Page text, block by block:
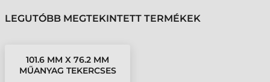
LEGUTÓBB MEGTEKINTETT TERMÉKEK
101.6 MM X 76.2 MM
MŰANYAG TEKERCSES